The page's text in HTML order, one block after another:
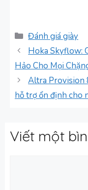
Danh
mục
Đánh giá giày
Hoka Skyflow:
Hảo Cho Mọi
Altra Provision
hỗ trợ ổn định cho
Viết một